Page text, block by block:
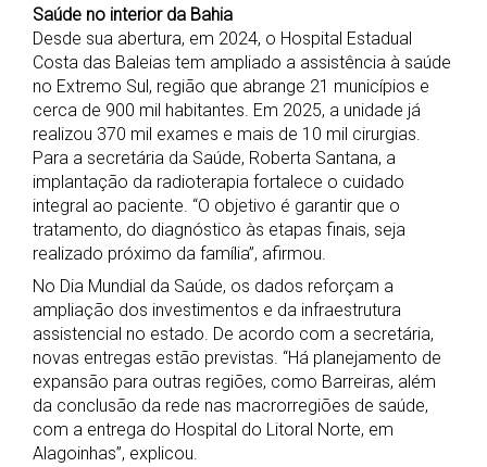
Saúde no interior da Bahia
Desde sua abertura, em 2024, o Hospital Estadual
Costa das Baleias tem ampliado a assistência à saúde
no Extremo Sul, região que abrange 21 municípios e
cerca de 900 mil habitantes. Em 2025, a unidade já
realizou 370 mil exames e mais de 10 mil cirurgias.
Para a secretária da Saúde, Roberta Santana, a
implantação da radioterapia fortalece o cuidado
integral ao paciente. “O objetivo é garantir que o
tratamento, do diagnóstico às etapas finais, seja
realizado próximo da família”, afirmou.
No Dia Mundial da Saúde, os dados reforçam a
ampliação dos investimentos e da infraestrutura
assistencial no estado. De acordo com a secretária,
novas entregas estão previstas. “Há planejamento de
expansão para outras regiões, como Barreiras, além
da conclusão da rede nas macrorregiões de saúde,
com a entrega do Hospital do Litoral Norte, em
Alagoinhas”, explicou.